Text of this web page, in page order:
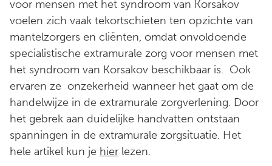
voor mensen met het syndroom van Korsakov
voelen zich vaak tekortschieten ten opzichte van
mantelzorgers en cliënten, omdat onvoldoende
specialistische extramurale zorg voor mensen met
het syndroom van Korsakov beschikbaar is. Ook
ervaren ze onzekerheid wanneer het gaat om de
handelwijze in de extramurale zorgverlening. Door
het gebrek aan duidelijke handvatten ontstaan
spanningen in de extramurale zorgsituatie. Het
hele artikel kun je hier lezen.